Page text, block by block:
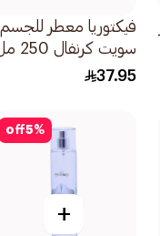
فيكتوريا معطر للجسم
سويت كرنفال 250 مل
37.95
5%
off
+